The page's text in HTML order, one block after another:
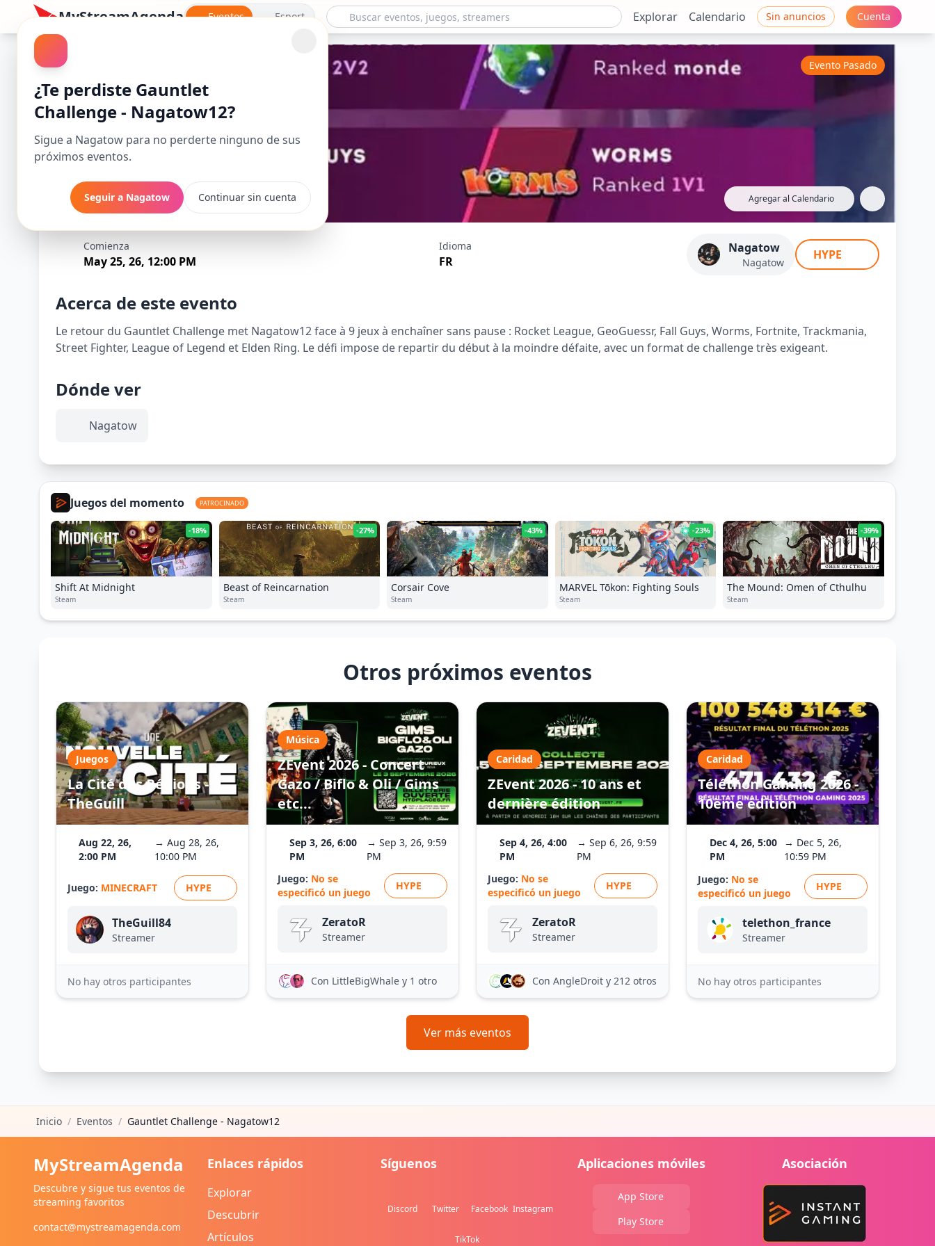
¿Te perdiste Gauntlet
Challenge - Nagatow12?
Sigue a Nagatow para no perderte ninguno de sus
próximos eventos.
Seguir a Nagatow Continuar sin cuenta
MyStreamAgenda Eventos Esport Explorar Calendario Sin anuncios Cuenta
Gauntlet Challenge - Nagatow12
Agregar al Calendario
Evento Pasado
Comienza
May 25, 26, 12:00 PM
Idioma
FR
Nagatow
Nagatow
HYPE
Acerca de este evento
Le retour du Gauntlet Challenge met Nagatow12 face à 9 jeux à enchaîner sans pause : Rocket League, GeoGuessr, Fall Guys, Worms, Fortnite, Trackmania,
Street Fighter, League of Legend et Elden Ring. Le défi impose de repartir du début à la moindre défaite, avec un format de challenge très exigeant.
Dónde ver
Nagatow
Juegos del momento PATROCINADO
-18%
Shift At Midnight
Steam
-27%
Beast of Reincarnation
Steam
-43%
Corsair Cove
Steam
-23%
MARVEL Tōkon: Fighting Souls
Steam
-39%
The Mound: Omen of Cthulhu
Steam
Otros próximos eventos
Juegos
La Cité des Régions -
TheGuill
Aug 22, 26,
2:00 PM
→ Aug 28, 26,
10:00 PM
Juego: MINECRAFT HYPE
TheGuill84
Streamer
No hay otros participantes
Música
ZEvent 2026 - Concert
Gazo / Biflo & Oli / Gims
etc...
Sep 3, 26, 6:00
PM
→ Sep 3, 26, 9:59
PM
Juego: No se
especificó un juego
HYPE
ZeratoR
Streamer
Con LittleBigWhale y 1 otro
Caridad
ZEvent 2026 - 10 ans et
dernière édition
Sep 4, 26, 4:00
PM
→ Sep 6, 26, 9:59
PM
Juego: No se
especificó un juego
HYPE
ZeratoR
Streamer
Con AngleDroit y 212 otros
Caridad
Téléthon Gaming 2026 -
10ème édition
Dec 4, 26, 5:00
PM
→ Dec 5, 26,
10:59 PM
Juego: No se
especificó un juego
HYPE
telethon_france
Streamer
No hay otros participantes
Ver más eventos
Inicio / Eventos / Gauntlet Challenge - Nagatow12
MyStreamAgenda
Descubre y sigue tus eventos de
streaming favoritos
contact@mystreamagenda.com
Enlaces rápidos
Explorar
Descubrir
Artículos
Síguenos
Discord Twitter Facebook Instagram
TikTok
Aplicaciones móviles
App Store
Play Store
Asociación